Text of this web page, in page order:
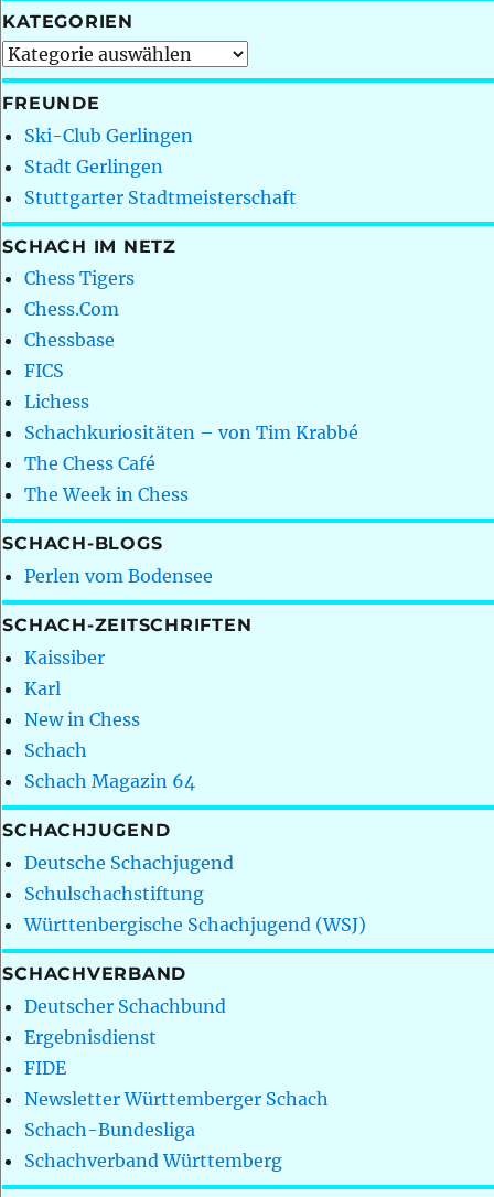
KATEGORIEN
Kategorien
FREUNDE
Ski-Club Gerlingen
Stadt Gerlingen
Stuttgarter Stadtmeisterschaft
SCHACH IM NETZ
Chess Tigers
Chess.Com
Chessbase
FICS
Lichess
Schachkuriositäten – von Tim Krabbé
The Chess Café
The Week in Chess
SCHACH-BLOGS
Perlen vom Bodensee
SCHACH-ZEITSCHRIFTEN
Kaissiber
Karl
New in Chess
Schach
Schach Magazin 64
SCHACHJUGEND
Deutsche Schachjugend
Schulschachstiftung
Württenbergische Schachjugend (WSJ)
SCHACHVERBAND
Deutscher Schachbund
Ergebnisdienst
FIDE
Newsletter Württemberger Schach
Schach-Bundesliga
Schachverband Württemberg